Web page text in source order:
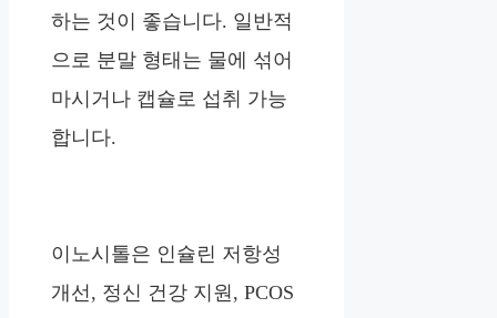
하는 것이 좋습니다. 일반적
으로 분말 형태는 물에 섞어
마시거나 캡슐로 섭취 가능
합니다.
이노시톨은 인슐린 저항성
개선, 정신 건강 지원, PCOS